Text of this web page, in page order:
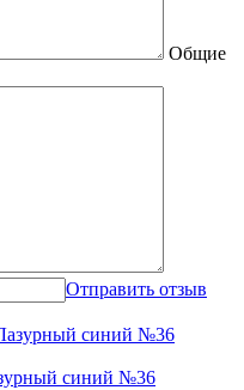
Общие
Отправить отзыв
синий №36